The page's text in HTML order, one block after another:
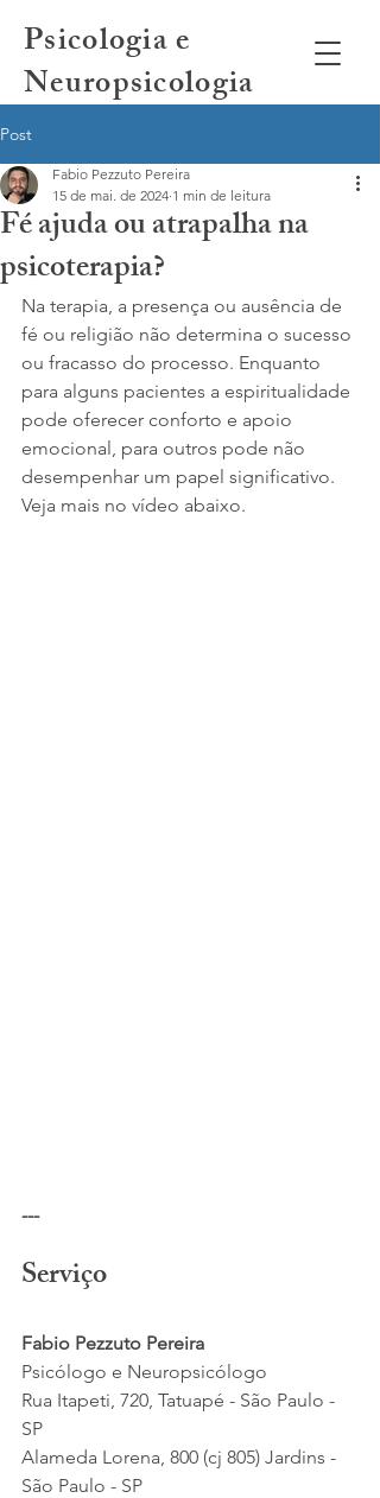
Psicologia e
Neuropsicologia
Post
Fé ajuda ou atrapalha na
psicoterapia?
Fabio Pezzuto Pereira
15 de mai. de 2024 1 min de leitura
Na terapia, a presença ou ausência de
fé ou religião não determina o sucesso
ou fracasso do processo. Enquanto
para alguns pacientes a espiritualidade
pode oferecer conforto e apoio
emocional, para outros pode não
desempenhar um papel significativo.
Veja mais no vídeo abaixo.
---
Serviço
Fabio Pezzuto Pereira
Psicólogo e Neuropsicólogo
Rua Itapeti, 720, Tatuapé - São Paulo -
SP
Alameda Lorena, 800 (cj 805) Jardins -
São Paulo - SP​